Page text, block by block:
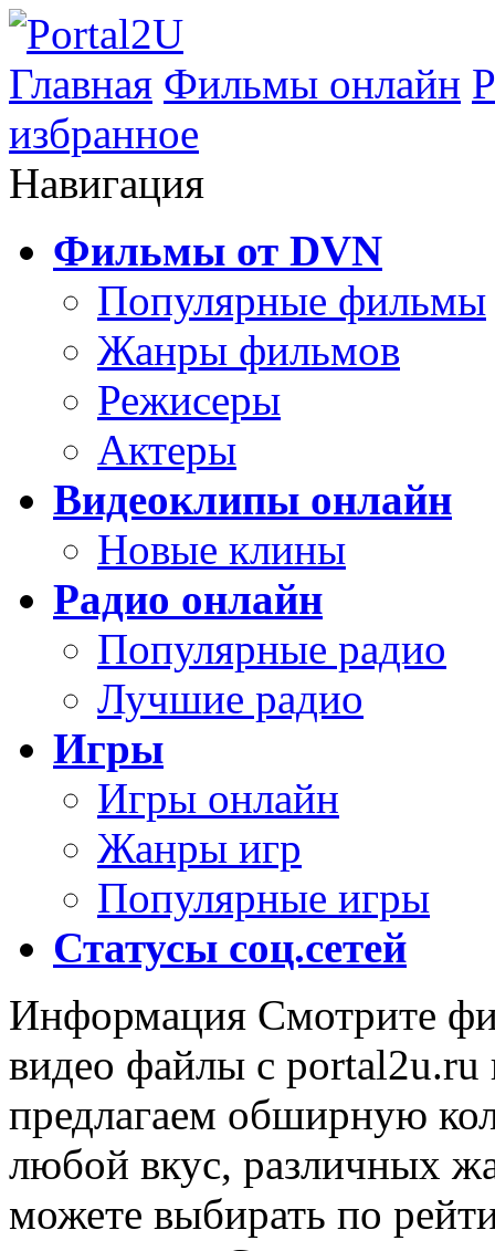
Главная Фильмы онлайн
избранное
Навигация
Фильмы от DVN
Популярные фильмы
Жанры фильмов
Режисеры
Актеры
Видеоклипы онлайн
Новые клины
Радио онлайн
Популярные радио
Лучшие радио
Игры
Игры онлайн
Жанры игр
Популярные игры
Статусы соц.сетей
Информация Смотрите
видео файлы с
предлагаем обширную
любой вкус, различных
можете выбирать по